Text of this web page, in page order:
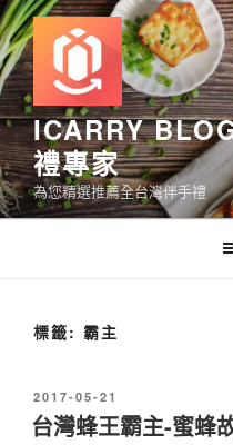
跳
至
主
要
內
容
ICARRY
禮專家
為您精選推薦全台灣伴手禮
標籤: 霸主
發
佈
於
2017-05-21
台灣蜂王霸主-蜜蜂